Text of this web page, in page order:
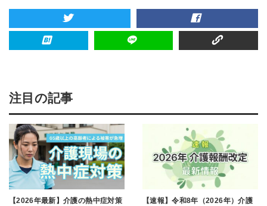
注目の記事
【2026年最新】介護の熱中症対策
【速報】令和8年（2026年）介護